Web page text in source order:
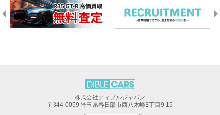
株式会社ディブルジャパン
〒344-0059 埼玉県春日部市西八木崎3丁目9-15